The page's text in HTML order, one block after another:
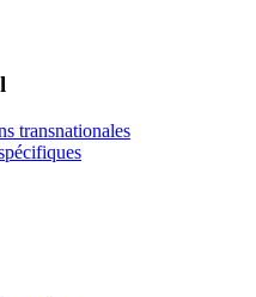
transnationales